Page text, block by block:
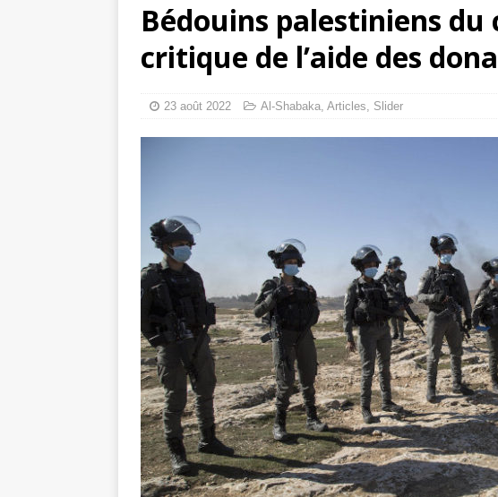
tueries [ 4 août 2026 ]
toxiques[ 3 août 2026 ]
Capituler ou mourir : le «
Bédouins palestiniens du
critique de l’aide des
23 août 2022 Al-Shabaka, Articles, Slider